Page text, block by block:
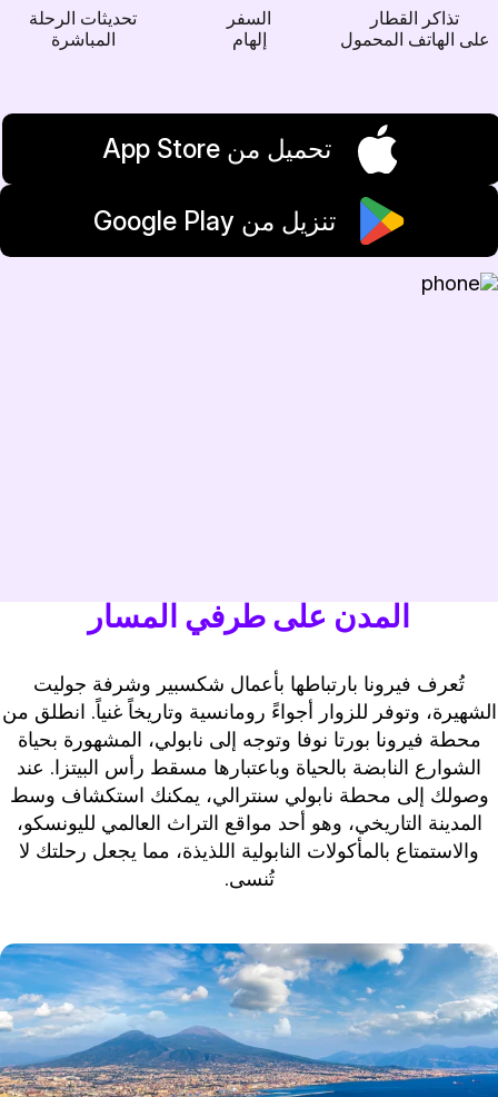
تذاكر القطار
على الهاتف المحمول
السفر
إلهام
تحديثات الرحلة
المباشرة
تحميل من App Store
تنزيل من Google Play
المدن على طرفي المسار
تُعرف فيرونا بارتباطها بأعمال شكسبير وشرفة جوليت
الشهيرة، وتوفر للزوار أجواءً رومانسية وتاريخاً غنياً. انطلق من
محطة فيرونا بورتا نوفا وتوجه إلى نابولي، المشهورة بحياة
الشوارع النابضة بالحياة وباعتبارها مسقط رأس البيتزا. عند
وصولك إلى محطة نابولي سنترالي، يمكنك استكشاف وسط
المدينة التاريخي، وهو أحد مواقع التراث العالمي لليونسكو،
والاستمتاع بالمأكولات النابولية اللذيذة، مما يجعل رحلتك لا
تُنسى.